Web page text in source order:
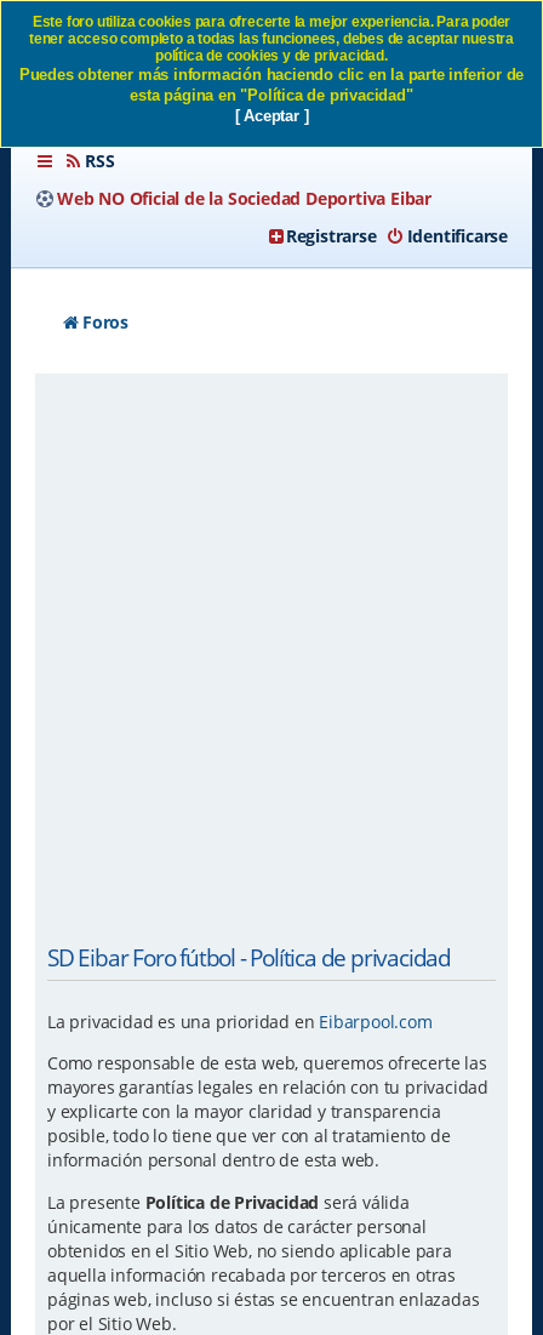
Política de privacidad SD
Eibar
RSS
Web NO Oficial de la Sociedad Deportiva Eibar
Identificarse
Registrarse
Foros
SD Eibar Foro fútbol - Política de privacidad
La privacidad es una prioridad en Eibarpool.com
Como responsable de esta web, queremos ofrecerte las
mayores garantías legales en relación con tu privacidad
y explicarte con la mayor claridad y transparencia
posible, todo lo tiene que ver con al tratamiento de
información personal dentro de esta web.
La presente Política de Privacidad será válida
únicamente para los datos de carácter personal
obtenidos en el Sitio Web, no siendo aplicable para
aquella información recabada por terceros en otras
páginas web, incluso si éstas se encuentran enlazadas
por el Sitio Web.
Este foro utiliza cookies para ofrecerte la mejor experiencia. Para poder
tener acceso completo a todas las funcionees, debes de aceptar nuestra
política de cookies y de privacidad.
Puedes obtener más información haciendo clic en la parte inferior de
esta página en "Política de privacidad"
[ Aceptar ]